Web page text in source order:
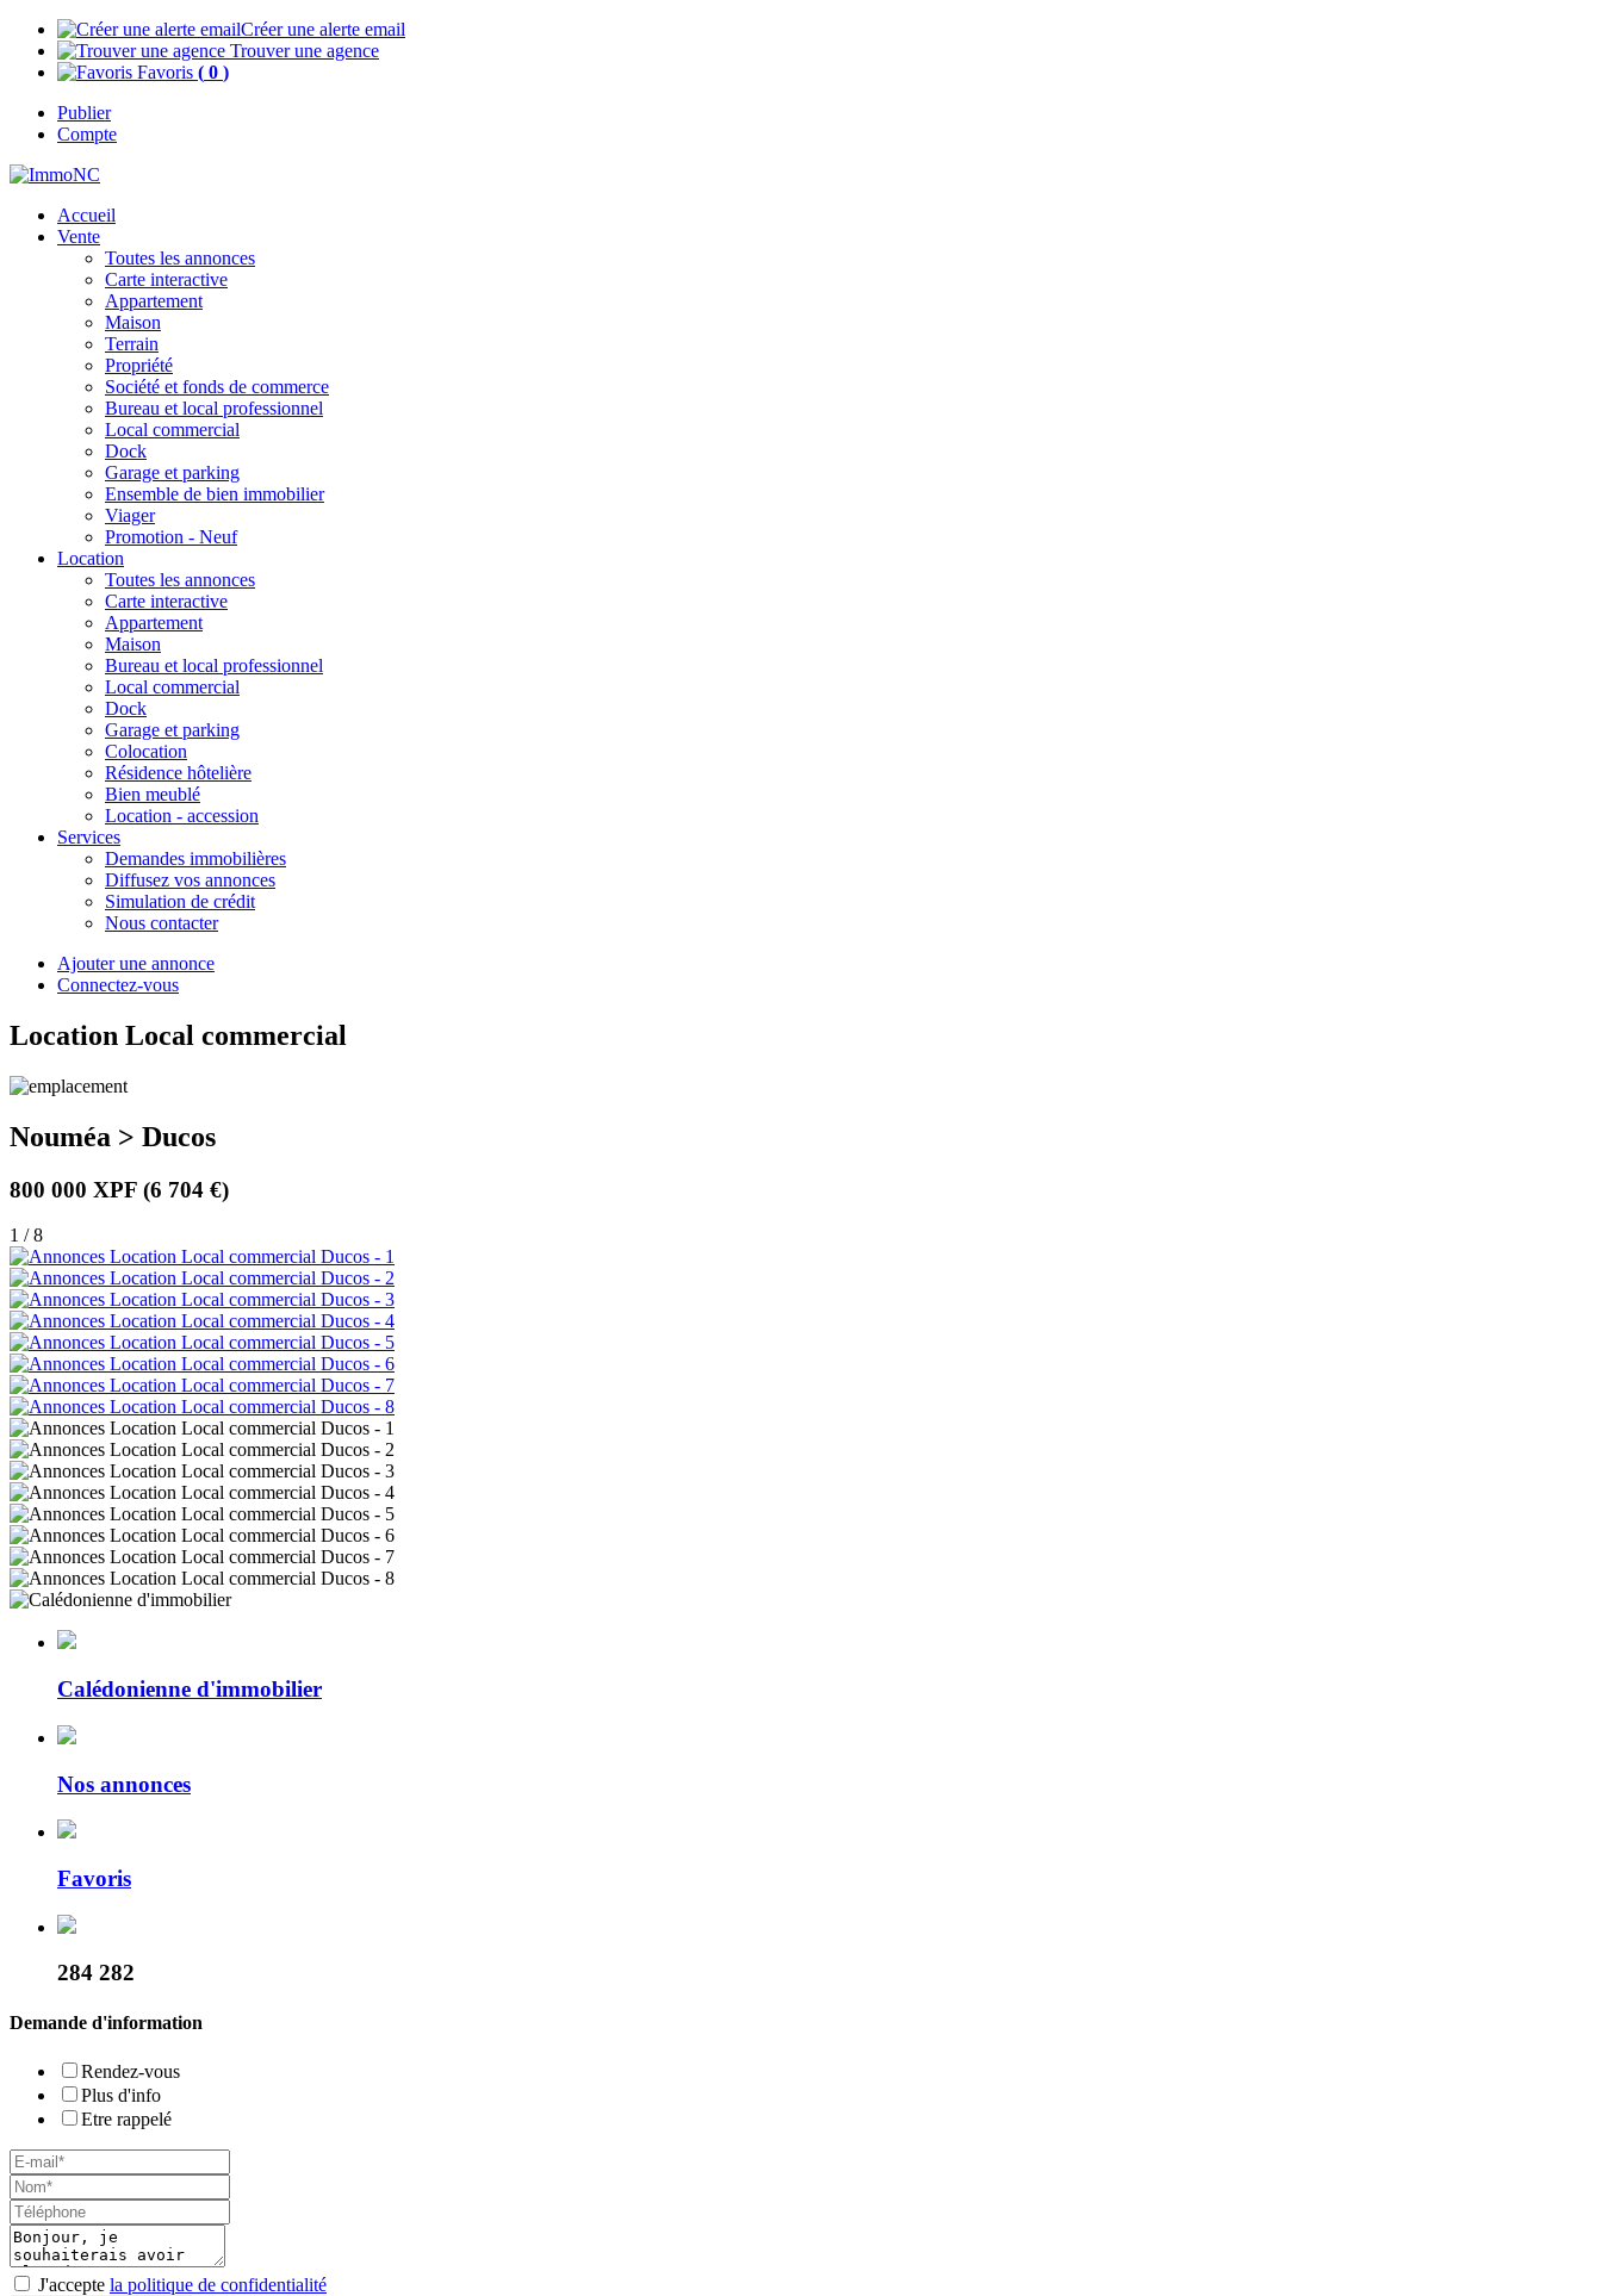
Créer une alerte email
Trouver une agence
Favoris ( 0 )
Publier
Compte
Accueil
Vente
Toutes les annonces
Carte interactive
Appartement
Maison
Terrain
Propriété
Société et fonds de commerce
Bureau et local professionnel
Local commercial
Dock
Garage et parking
Ensemble de bien immobilier
Viager
Promotion - Neuf
Location
Toutes les annonces
Carte interactive
Appartement
Maison
Bureau et local professionnel
Local commercial
Dock
Garage et parking
Colocation
Résidence hôtelière
Bien meublé
Location - accession
Services
Demandes immobilières
Diffusez vos annonces
Simulation de crédit
Nous contacter
Ajouter une annonce
Connectez-vous
Location Local commercial
Nouméa > Ducos
800 000 XPF (6 704 €)
1 / 8
Calédonienne d'immobilier
Nos annonces
Favoris
284 282
Demande d'information
Rendez-vous
Plus d'info
Etre rappelé
J'accepte la politique de confidentialité